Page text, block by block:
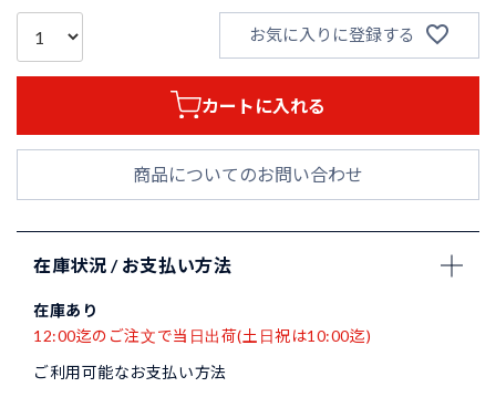
お気に入りに登録する
カートに入れる
商品についてのお問い合わせ
在庫状況 / お支払い方法
在庫あり
12:00迄のご注文で当日出荷(土日祝は10:00迄)
ご利用可能なお支払い方法